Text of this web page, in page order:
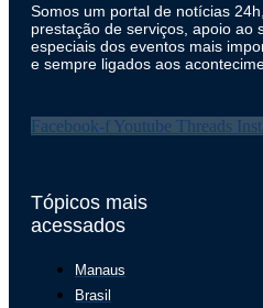
Somos um portal de notícias
prestação de serviços, apoio ao
especiais dos eventos mais
e sempre ligados aos
Facebook-f Youtube Threads
Tópicos mais
acessados
Manaus
Brasil